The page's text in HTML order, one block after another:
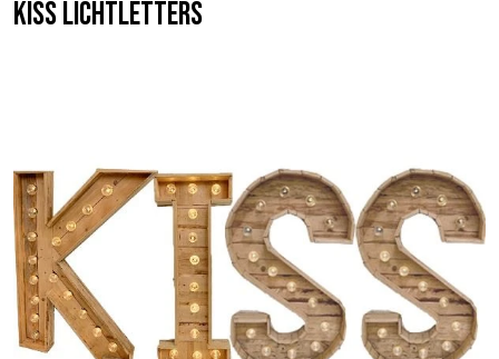
KISS lichtletters